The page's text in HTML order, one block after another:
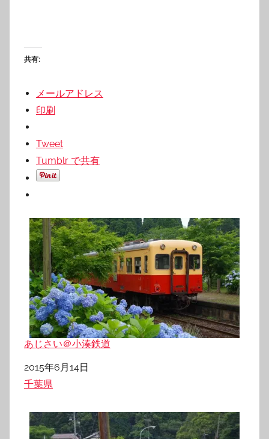
共有:
メールアドレス
印刷
Tweet
Tumblr で共有
あじさい＠小湊鉄道
日付
2015年6月14日
関連理由
千葉県